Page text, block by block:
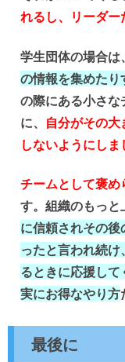
れるし、リーダー
学生団体の場合は、
の情報を集めたり
の際にある小さ
に、 自分がその
しないようにしま
チームとして褒め
す。組織のもっと
に信頼されその
ったと言われ続
るときに応援し
実にお得なやり方
最後に